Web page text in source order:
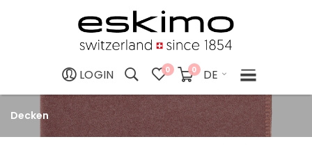
LOGIN 0 0 DE
Decken